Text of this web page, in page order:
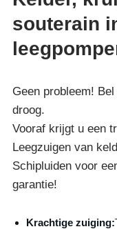
souterain
Geen probleem!
droog.
Vooraf krijgt u een
Leegzuigen van
Schipluiden voor
garantie!
Krachtige zuiging: